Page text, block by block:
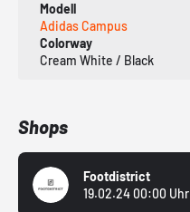
Modell
Adidas Campus
Colorway
Cream White / Black
Shops
Footdistrict
19.02.24 00:00 Uhr